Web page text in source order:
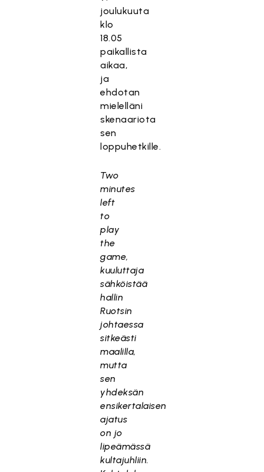
joulukuuta
klo
18.05
paikallista
aikaa,
ja
ehdotan
mielelläni
skenaariota
sen
loppuhetkille.
Two
minutes
left
to
play
the
game,
kuuluttaja
sähköistää
hallin
Ruotsin
johtaessa
sitkeästi
maalilla,
mutta
sen
yhdeksän
ensikertalaisen
ajatus
on jo
lipeämässä
kultajuhliin.